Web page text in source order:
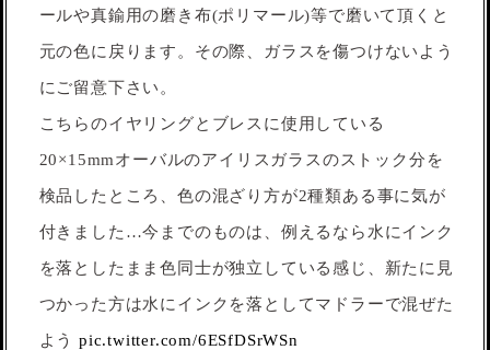
ールや真鍮用の磨き布(ポリマール)等で磨いて頂くと
元の色に戻ります。その際、ガラスを傷つけないよう
にご留意下さい。
こちらのイヤリングとブレスに使用している
20×15mmオーバルのアイリスガラスのストック分を
検品したところ、色の混ざり方が2種類ある事に気が
付きました…今までのものは、例えるなら水にインク
を落としたまま色同士が独立している感じ、新たに見
つかった方は水にインクを落としてマドラーで混ぜた
ようpic.twitter.com/6ESfDSrWSn